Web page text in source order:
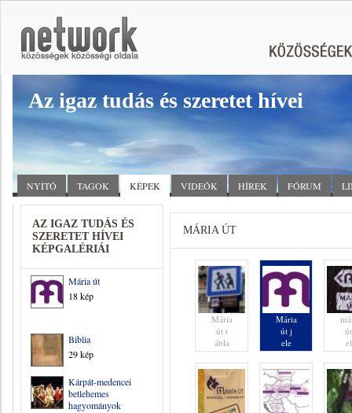
Az igaz tudás és szeretet hívei
NYITÓ TAGOK KÉPEK VIDEÓK HÍREK FÓRUM
AZ IGAZ TUDÁS ÉS
SZERETET HÍVEI
KÉPGALÉRIÁI
Mária út
18 kép
Biblia
29 kép
Kárpát-medencei
betlehemes
hagyományok
MÁRIA ÚT
Mária
út t
ábla
Mária
út j
ele